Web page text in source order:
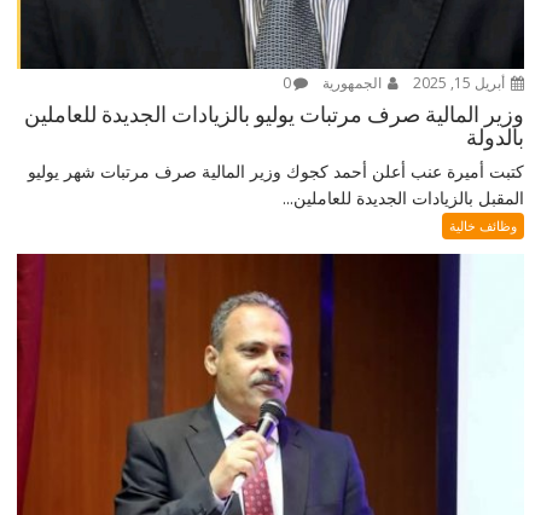
أبريل 15, 2025 الجمهورية 0
وزير المالية صرف مرتبات يوليو بالزيادات الجديدة للعاملين
بالدولة
كتبت أميرة عنب أعلن أحمد كجوك وزير المالية صرف مرتبات شهر يوليو
المقبل بالزيادات الجديدة للعاملين...
وظائف خالية